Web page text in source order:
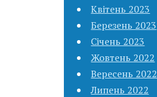
Квітень 2023
Березень 2023
Січень 2023
Жовтень 2022
Вересень 2022
Липень 2022